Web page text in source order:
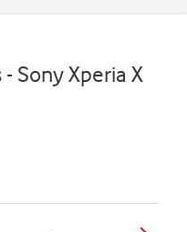
Sony Xperia X